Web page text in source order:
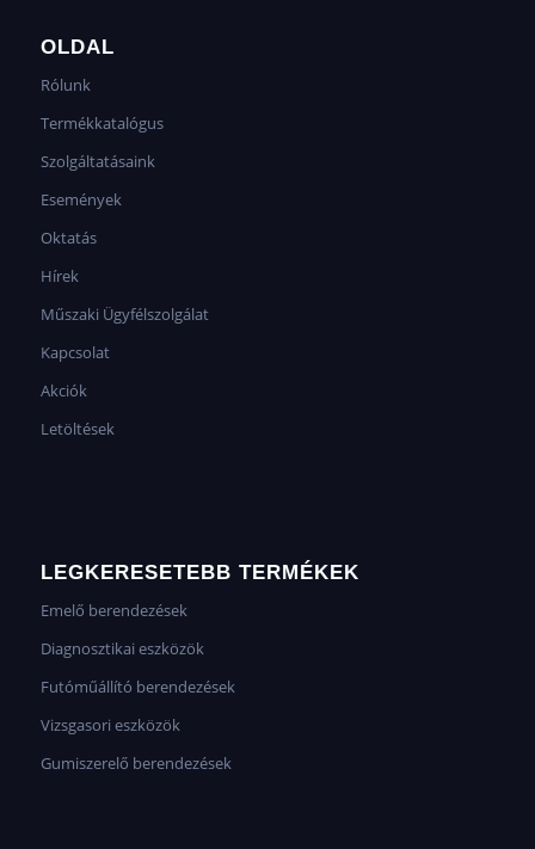
OLDAL
Rólunk
Termékkatalógus
Szolgáltatásaink
Események
Oktatás
Hírek
Műszaki Ügyfélszolgálat
Kapcsolat
Akciók
Letöltések
LEGKERESETEBB TERMÉKEK
Emelő berendezések
Diagnosztikai eszközök
Futóműállító berendezések
Vizsgasori eszközök
Gumiszerelő berendezések